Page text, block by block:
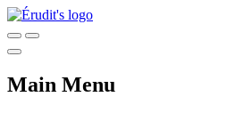
Main Menu